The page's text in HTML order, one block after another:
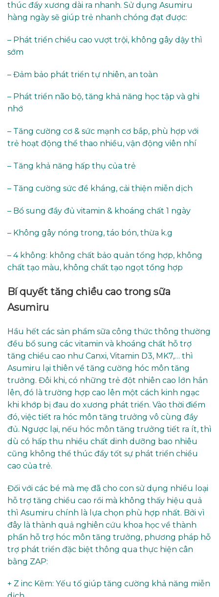
thúc đẩy xương dài ra nhanh. Sử dụng Asumiru
hàng ngày sẽ giúp trẻ nhanh chóng đạt được:
– Phát triển chiều cao vượt trội, không gây dậy thì
sớm
– Đảm bảo phát triển tự nhiên, an toàn
– Phát triển não bộ, tăng khả năng học tập và ghi
nhớ
– Tăng cường cơ & sức mạnh cơ bắp, phù hợp với
trẻ hoạt động thể thao nhiều, vận động viên nhí
– Tăng khả năng hấp thụ của trẻ
– Tăng cường sức đề kháng, cải thiện miễn dịch
– Bổ sung đầy đủ vitamin & khoáng chất 1 ngày
– Không gây nóng trong, táo bón, thừa k.g
– 4 không: không chất bảo quản tổng hợp, không
chất tạo màu, không chất tạo ngọt tổng hợp
Bí quyết tăng chiều cao trong sữa
Asumiru
Hầu hết các sản phẩm sữa công thức thông thường
đều bổ sung các vitamin và khoáng chất hỗ trợ
tăng chiều cao như Canxi, Vitamin D3, MK7,… thì
Asumiru lại thiên về tăng cường hóc môn tăng
trưởng. Đôi khi, có những trẻ đột nhiên cao lớn hẳn
lên, đó là trường hợp cao lên một cách kinh ngạc
khi khớp bị đau do xương phát triển. Vào thời điểm
đó, việc tiết ra hóc môn tăng trưởng vô cùng đầy
đủ. Ngược lại, nếu hóc môn tăng trưởng tiết ra ít, thì
dù có hấp thu nhiều chất dinh dưỡng bao nhiêu
cũng không thể thúc đẩy tốt sự phát triển chiều
cao của trẻ.
Đối với các bé mà mẹ đã cho con sử dụng nhiều loại
hỗ trợ tăng chiều cao rồi mà không thấy hiệu quả
thì Asumiru chính là lựa chọn phù hợp nhất. Bởi vì
đây là thành quả nghiên cứu khoa học về thành
phần hỗ trợ hóc môn tăng trưởng, phương pháp hỗ
trợ phát triển đặc biệt thông qua thực hiện cân
bằng ZAP:
+ Z inc Kẽm: Yếu tố giúp tăng cường khả năng miễn